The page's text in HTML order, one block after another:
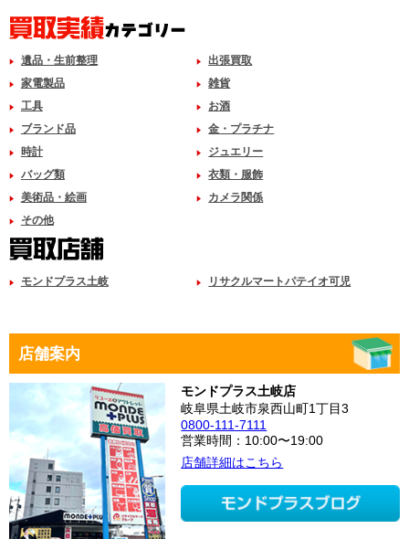
遺品・生前整理
出張買取
家電製品
雑貨
工具
お酒
ブランド品
金・プラチナ
時計
ジュエリー
バッグ類
衣類・服飾
美術品・絵画
カメラ関係
その他
モンドプラス土岐 リサクルマートパテイオ可児
店舗案内
モンドプラス土岐店
岐阜県土岐市泉西山町1丁目3
0800-111-7111
営業時間：10:00〜19:00
店舗詳細はこちら